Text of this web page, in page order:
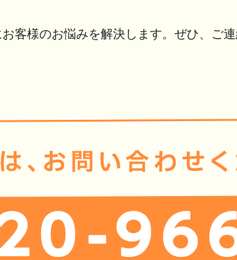
客様のお悩みを解決します。ぜひ、ご連